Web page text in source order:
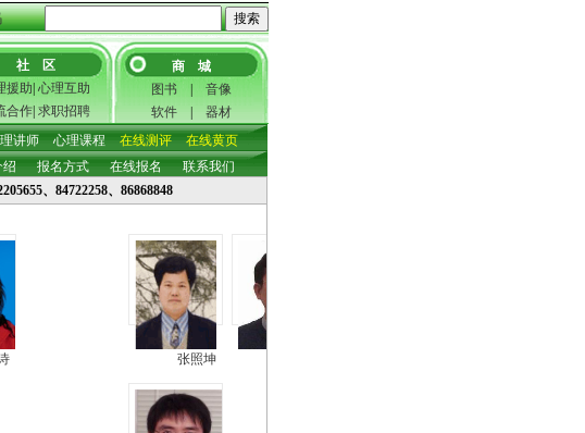
社 区
援助 心理互助
合作 求职招聘
商 城
图书| 音像
软件| 器材
讲师 心理课程 在线测评
在线黄页
绍 报名方式 在线报名
联系我们
、84722258、86868848
张照坤